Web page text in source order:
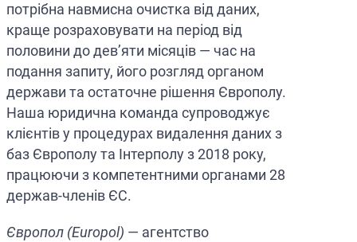
потрібна навмисна очистка від даних,
краще розраховувати на період від
половини до дев’яти місяців — час на
подання запиту, його розгляд органом
держави та остаточне рішення Європолу.
Наша юридична команда супроводжує
клієнтів у процедурах видалення даних з
баз Європолу та Інтерполу з 2018 року,
працюючи з компетентними органами 28
держав-членів ЄС.
Європол (Europol) — агентство